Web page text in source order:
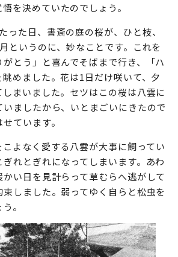
を決めていたのでしょう。
った日、書斎の庭の桜が、ひと枝、
というのに、妙なことです。これを
とう」と喜んでそばまで行き、「ハ
めました。花は1日だけ咲いて、夕
まいました。セツはこの桜は八雲に
ましたから、いとまごいにきたので
ています。
よなく愛する八雲が大事に飼ってい
れとぎれになってしまいます。あわ
い日を見計らって草むらへ逃がして
しました。弱ってゆく自らと松虫を
。